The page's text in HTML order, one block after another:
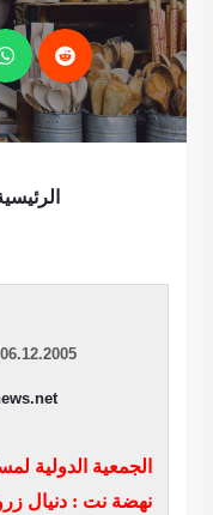
الجمعية الدولية
نهضة نت : دنيال